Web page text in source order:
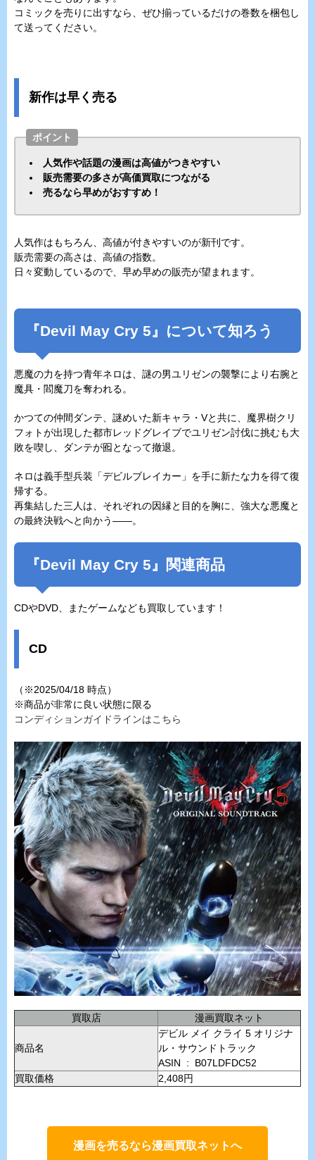
コミックを売りに出すなら、ぜひ揃っているだけの巻数を梱包し
て送ってください。
新作は早く売る
ポイント
人気作や話題の漫画は高値がつきやすい
販売需要の多さが高価買取につながる
売るなら早めがおすすめ！
人気作はもちろん、高値が付きやすいのが新刊です。
販売需要の高さは、高値の指数。
日々変動しているので、早め早めの販売が望まれます。
『Devil May Cry 5』について知ろう
悪魔の力を持つ青年ネロは、謎の男ユリゼンの襲撃により右腕と
魔具・閻魔刀を奪われる。
かつての仲間ダンテ、謎めいた新キャラ・Vと共に、魔界樹クリ
フォトが出現した都市レッドグレイブでユリゼン討伐に挑むも大
敗を喫し、ダンテが囮となって撤退。
ネロは義手型兵装「デビルブレイカー」を手に新たな力を得て復
帰する。
再集結した三人は、それぞれの因縁と目的を胸に、強大な悪魔と
の最終決戦へと向かう――。
『Devil May Cry 5』関連商品
CDやDVD、またゲームなども買取しています！
CD
（※2025/04/18 時点）
※商品が非常に良い状態に限る
コンディションガイドラインはこちら
買取店 漫画買取ネット
商品名
デビル メイ クライ 5 オリジナ
ル・サウンドトラック
ASIN ‏ : ‎ B07LDFDC52
買取価格
2,408円
漫画を売るなら漫画買取ネットへ